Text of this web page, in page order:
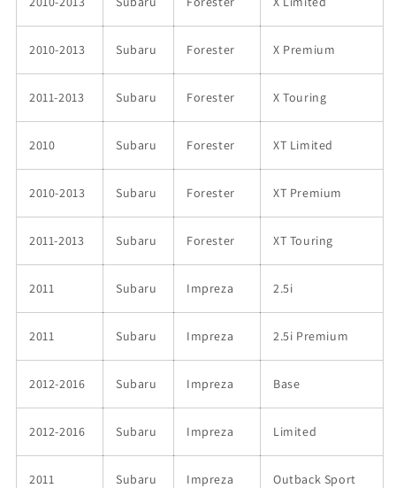
2010-2013 Subaru Forester X Premium
2011-2013 Subaru Forester X Touring
2010 Subaru Forester XT Limited
2010-2013 Subaru Forester XT Premium
2011-2013 Subaru Forester XT Touring
2011 Subaru Impreza 2.5i
2011 Subaru Impreza 2.5i Premium
2012-2016 Subaru Impreza Base
2012-2016 Subaru Impreza Limited
2011 Subaru Impreza Outback Sport